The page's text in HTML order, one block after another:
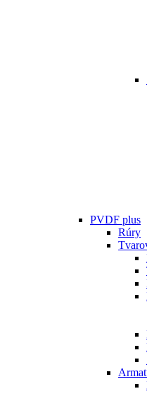
PVDF plus
Rúry